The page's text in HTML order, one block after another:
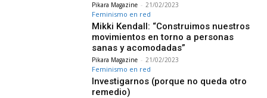
Pikara Magazine - 21/02/2023
Feminismo en red
Mikki Kendall: “Construimos nuestros
movimientos en torno a personas
sanas y acomodadas”
Pikara Magazine - 21/02/2023
Feminismo en red
Investigarnos (porque no queda otro
remedio)